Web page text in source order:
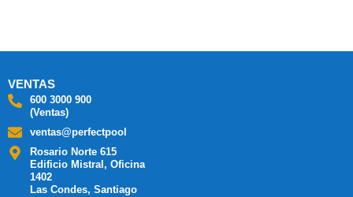
VENTAS
600 3000 900
(Ventas)
ventas@perfectpool
Rosario Norte 615
Edificio Mistral, Oficina
1402
Las Condes, Santiago